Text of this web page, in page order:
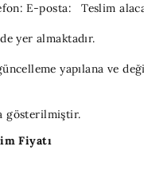
E-posta: Teslim
yer almaktadır.
yapılana ve
gösterilmiştir.
Fiyatı